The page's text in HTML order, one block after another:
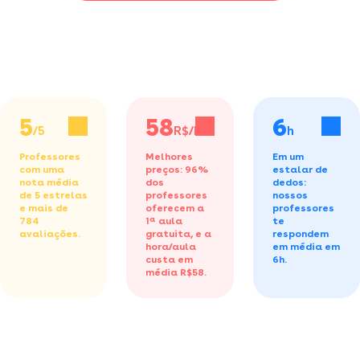
5/5
Professores
com uma
nota média
de 5 estrelas
e mais de
784
avaliações.
58R$/h
Melhores
preços: 96%
dos
professores
oferecem a
1ª aula
gratuita, e a
hora/aula
custa em
média R$58.
6h
Em um
estalar de
dedos:
nossos
professores
te
respondem
em média em
6h.